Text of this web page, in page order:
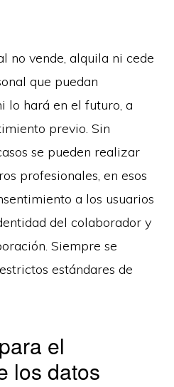
no vende, alquila ni cede
que puedan
lo hará en el futuro, a
previo. Sin
se pueden realizar
profesionales, en esos
a los usuarios
del colaborador y
Siempre se
estándares de
el
los datos